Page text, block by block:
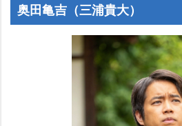
奥田亀吉（三浦貴大）